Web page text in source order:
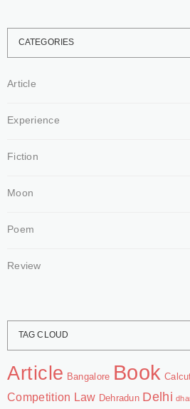
CATEGORIES
Article
Experience
Fiction
Moon
Poem
Review
TAG CLOUD
Article Bangalore Book
Competition Law Dehradun Delhi